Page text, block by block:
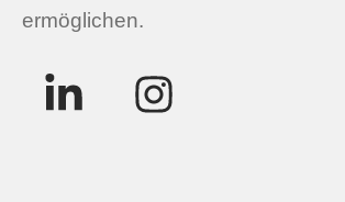
ermöglichen.